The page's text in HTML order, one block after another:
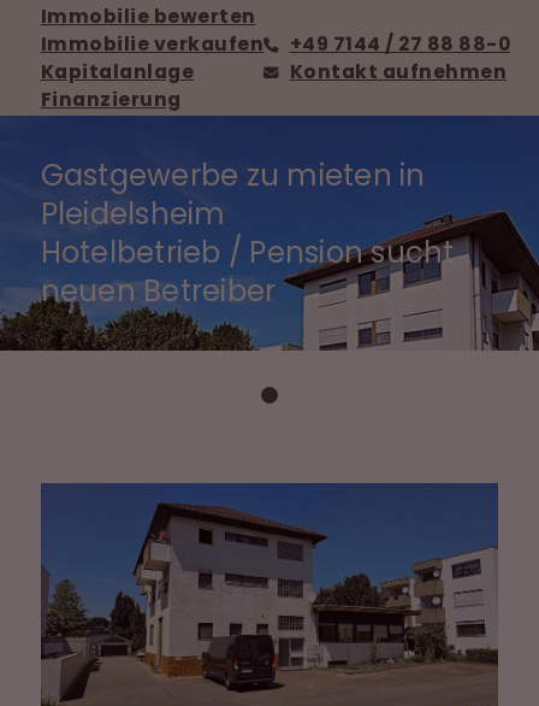
Immobilie bewerten
Immobilie verkaufen
Kapitalanlage
Finanzierung
+49 7144 / 27 88 88-0
Kontakt aufnehmen
Gastgewerbe zu mieten in
Pleidelsheim
Hotelbetrieb / Pension sucht
neuen Betreiber